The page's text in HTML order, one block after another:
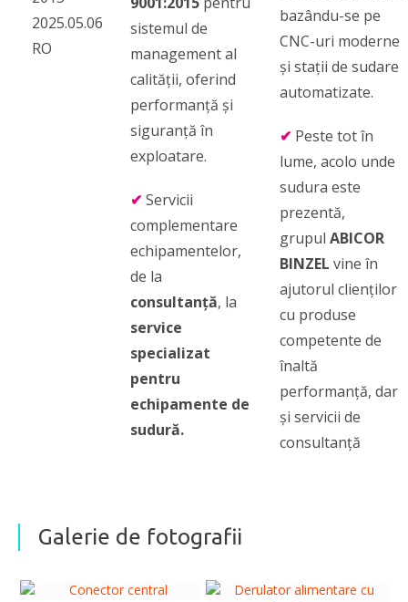
sistemul de
management al
calității, oferind
performanță și
siguranță în
exploatare.
✔ Servicii
complementare
echipamentelor,
de la
consultanță, la
service
specializat
pentru
echipamente de
sudură.
bazându-se pe
CNC-uri moderne
și stații de sudare
automatizate.
✔ Peste tot în
lume, acolo unde
sudura este
prezentă,
grupul ABICOR
BINZEL vine în
ajutorul clienților
cu produse
competente de
înaltă
performanță, dar
și servicii de
consultanță
Galerie de fotografii